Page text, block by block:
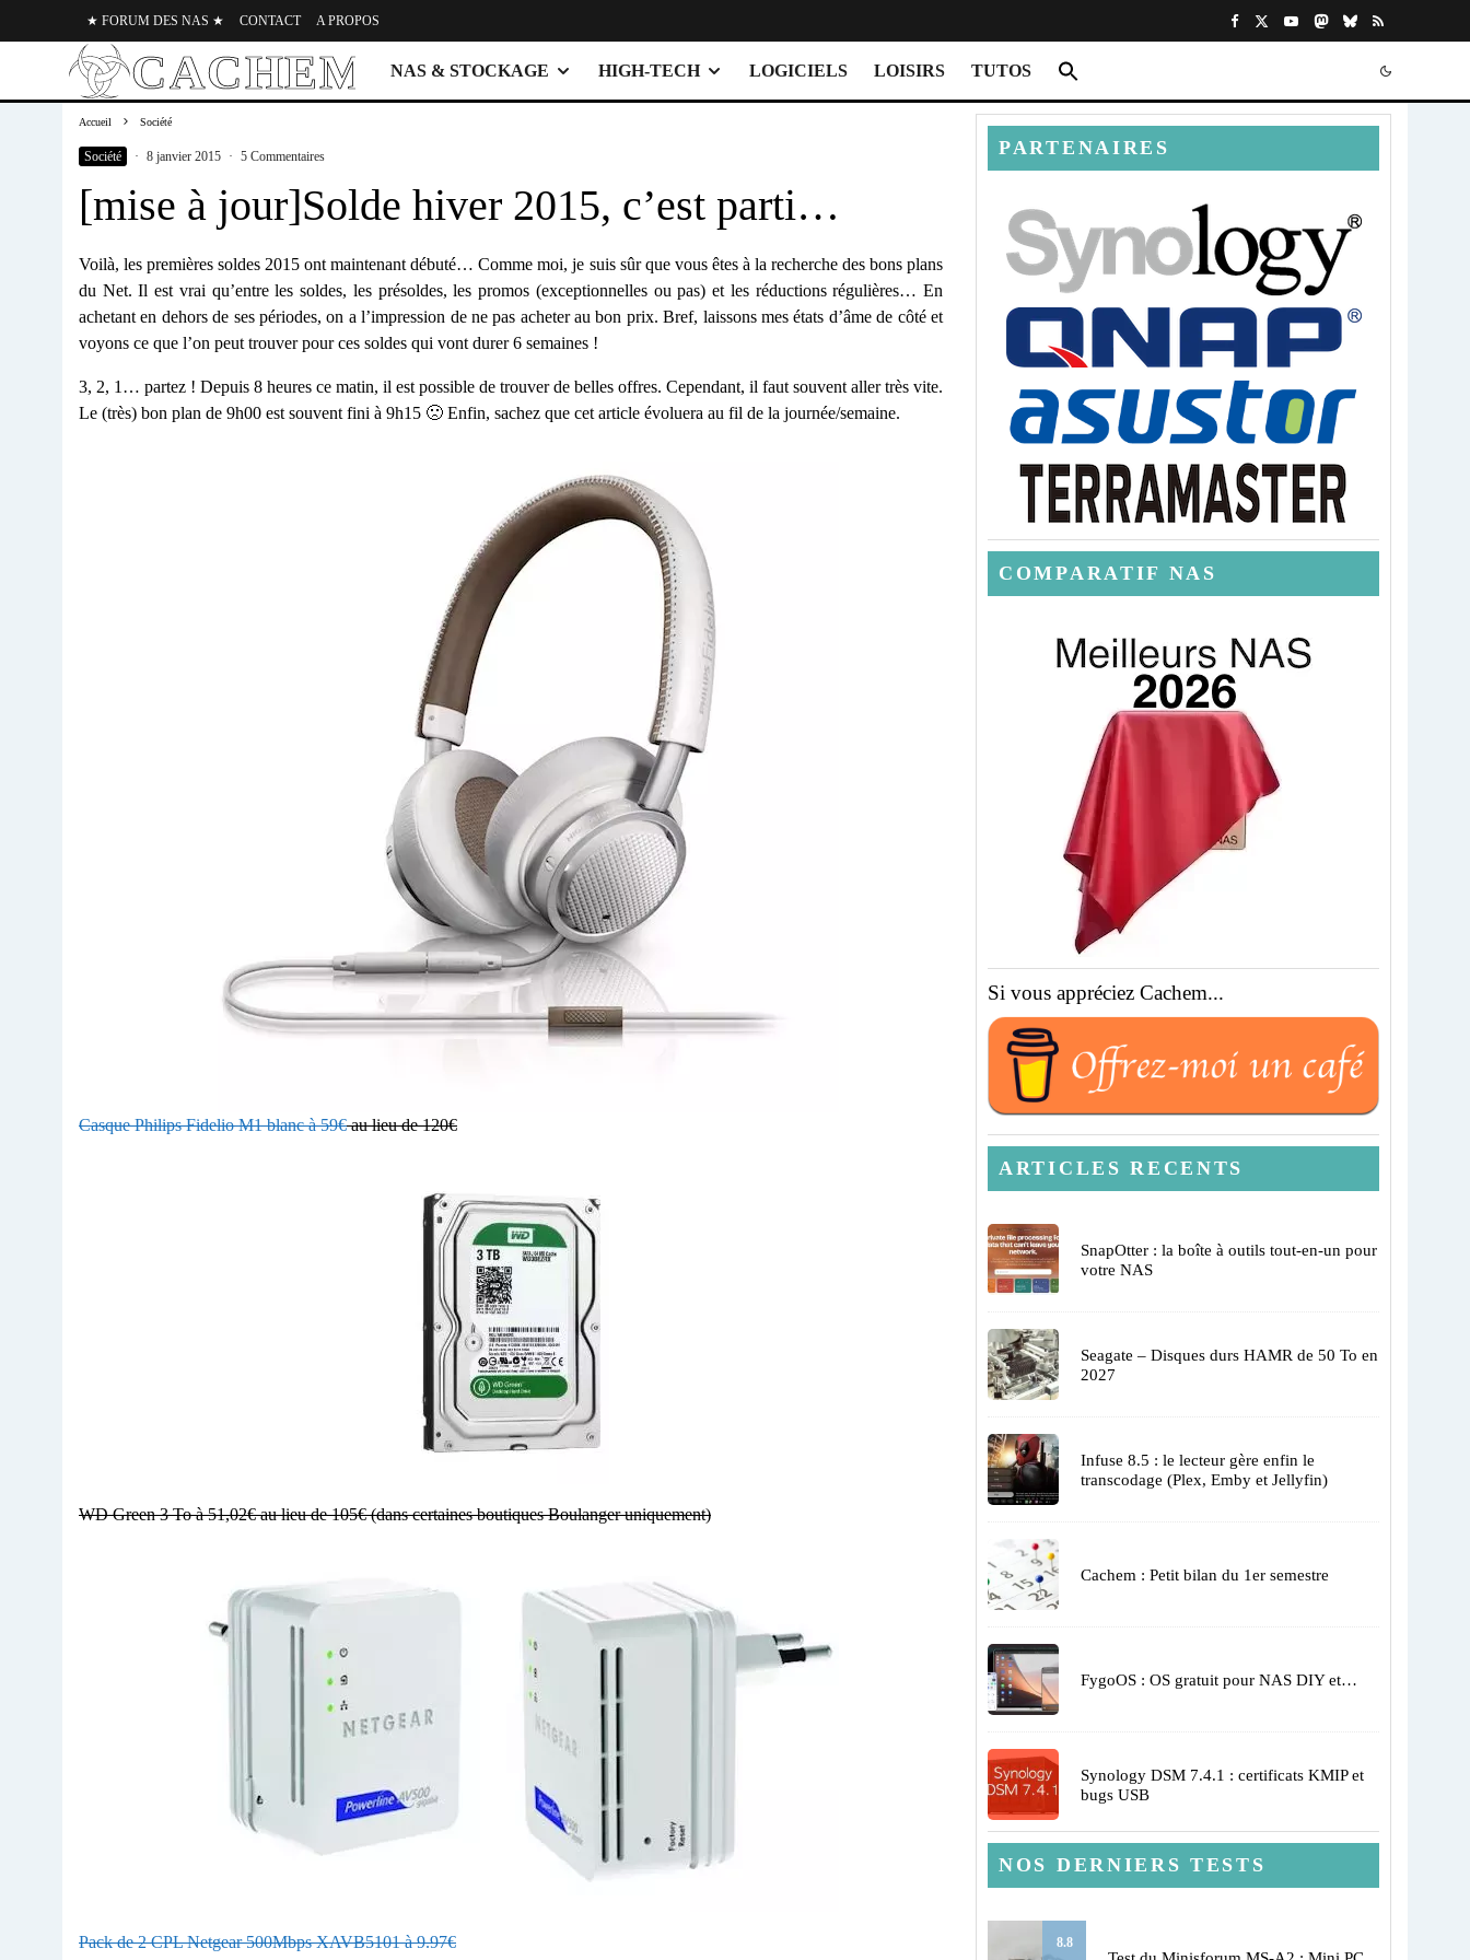
★ FORUM DES NAS ★ CONTACT A PROPOS
NAS & STOCKAGE HIGH-TECH LOGICIELS LOISIRS TUTOS
Accueil Société
Société · 8 janvier 2015 · 5 Commentaires
[mise à jour]Solde hiver 2015, c’est parti…
Voilà, les premières soldes 2015 ont maintenant débuté… Comme moi, je suis sûr que vous êtes à la recherche des bons plans
du Net. Il est vrai qu’entre les soldes, les présoldes, les promos (exceptionnelles ou pas) et les réductions régulières… En
achetant en dehors de ses périodes, on a l’impression de ne pas acheter au bon prix. Bref, laissons mes états d’âme de côté et
voyons ce que l’on peut trouver pour ces soldes qui vont durer 6 semaines !
3, 2, 1… partez ! Depuis 8 heures ce matin, il est possible de trouver de belles offres. Cependant, il faut souvent aller très vite.
Le (très) bon plan de 9h00 est souvent fini à 9h15 🙁 Enfin, sachez que cet article évoluera au fil de la journée/semaine.
Casque Philips Fidelio M1 blanc à 59€au lieu de 120€
WD Green 3 To à 51,02€ au lieu de 105€ (dans certaines boutiques Boulanger uniquement)
Pack de 2 CPL Netgear 500Mbps XAVB5101 à 9.97€
PARTENAIRES
COMPARATIF NAS
Si vous appréciez Cachem...
ARTICLES RECENTS
SnapOtter : la boîte à outils tout-en-un pour
votre NAS
Seagate – Disques durs HAMR de 50 To en
2027
Infuse 8.5 : le lecteur gère enfin le
transcodage (Plex, Emby et Jellyfin)
Cachem : Petit bilan du 1er semestre
FygoOS : OS gratuit pour NAS DIY et…
Synology DSM 7.4.1 : certificats KMIP et
bugs USB
NOS DERNIERS TESTS
8.8